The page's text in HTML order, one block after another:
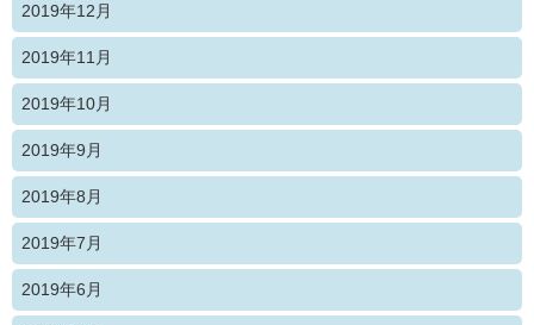
2019年12月
2019年11月
2019年10月
2019年9月
2019年8月
2019年7月
2019年6月